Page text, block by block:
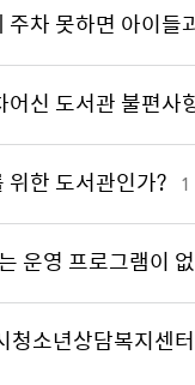
주차 못하면 아이들
어신 도서관 불편사
위한 도서관인가? 1
운영 프로그램이
청소년상담복지센